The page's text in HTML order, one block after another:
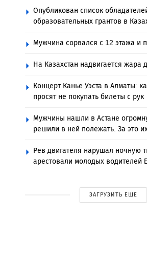
Опубликован список
образовательных грантов в
Мужчина сорвался с 12 этажа и
На Казахстан надвигается жара
Концерт Канье Уэста в Алматы:
просят не покупать билеты с рук
Мужчины нашли в Астане
решили в ней полежать. За это
Рев двигателя нарушал ночную
арестовали молодых водителей
ЗАГРУЗИТЬ ЕЩЕ